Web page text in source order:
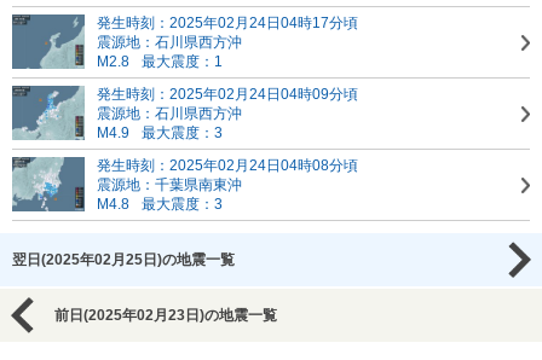
発生時刻：2025年02月24日04時17分頃
震源地：石川県西方沖
M2.8
最大震度：1
発生時刻：2025年02月24日04時09分頃
震源地：石川県西方沖
M4.9
最大震度：3
発生時刻：2025年02月24日04時08分頃
震源地：千葉県南東沖
M4.8
最大震度：3
翌日(2025年02月25日)の地震一覧
前日(2025年02月23日)の地震一覧